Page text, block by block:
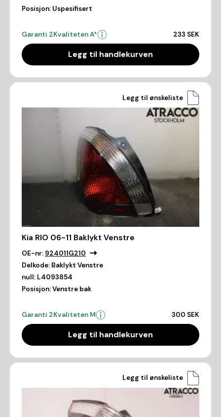
Posisjon: Uspesifisert
Garanti 2Kvaliteten A* 233 SEK
Legg til handlekurven
Legg til ønskeliste
Kia RIO 06-11 Baklykt Venstre
OE-nr: 924011G210
Delkode: Baklykt Venstre
null: L4093854
Posisjon:Venstre bak
Garanti 2Kvaliteten M 300 SEK
Legg til handlekurven
Legg til ønskeliste